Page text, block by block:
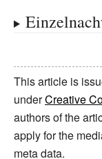
This article is
underCreative
authors of the
apply for the
meta data.